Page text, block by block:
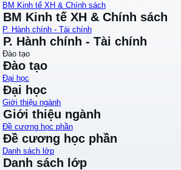
BM Kinh tế XH & Chính sách
BM Kinh tế XH & Chính sách
P. Hành chính - Tài chính
P. Hành chính - Tài chính
Đào tạo
Đào tạo
Đại học
Đại học
Giới thiệu ngành
Giới thiệu ngành
Đề cương học phần
Đề cương học phần
Danh sách lớp
Danh sách lớp